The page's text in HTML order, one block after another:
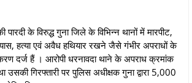
के विरुद्ध गुना जिले के विभिन्न थानों में मारपीट,
हत्या एवं अवैध हथियार रखने जैसे गंभीर अपराधों के
दर्ज हैं । आरोपी धरनावदा थाने के अपराध क्रमांक
गिरफ्तारी पर पुलिस अधीक्षक गुना द्वारा 5,000